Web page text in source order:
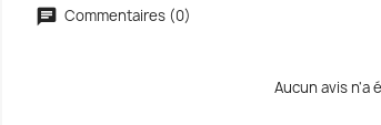
Commentaires (0)
Aucun avis n'a